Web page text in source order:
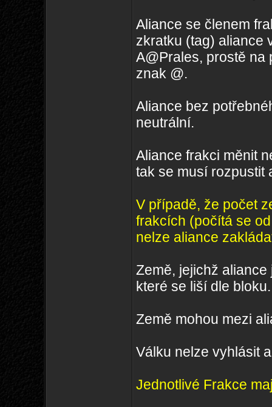
Aliance se členem
zkratku (tag) aliance
A@Prales, prostě na
znak @.
Aliance bez
neutrální.
Aliance frakci měnit
tak se musí rozpustit
V případě, že počet
frakcích (počítá se
nelze aliance
Země, jejichž
které se liší dle bloku.
Země mohou mezi
Válku nelze vyhlásit
Jednotlivé Frakce